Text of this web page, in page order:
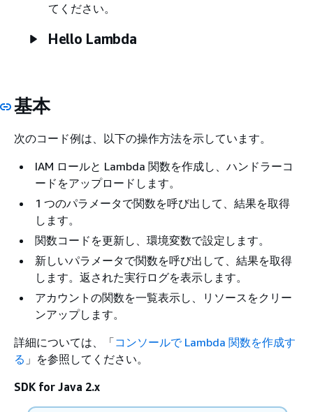
てください。
Hello Lambda
基本
次のコード例は、以下の操作方法を示しています。
IAM ロールと Lambda 関数を作成し、ハンドラーコ
ードをアップロードします。
1 つのパラメータで関数を呼び出して、結果を取得
します。
関数コードを更新し、環境変数で設定します。
新しいパラメータで関数を呼び出して、結果を取得
します。返された実行ログを表示します。
アカウントの関数を一覧表示し、リソースをクリー
ンアップします。
詳細については、「コンソールで Lambda 関数を作成す
る 」を参照してください。
SDK for Java 2.x